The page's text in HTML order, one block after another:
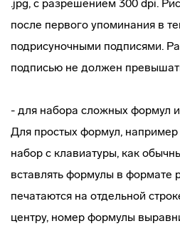
.jpg, с разрешением 300 dpi.
после первого упоминания в
подрисуночными подписями.
подписью не должен
- для набора сложных формул
Для простых формул,
набор с клавиатуры, как
вставлять формулы в формате
печатаются на отдельной
центру, номер формулы